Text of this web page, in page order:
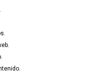
y despachos (Oficinas
tributarios y asesores
esta formación gratuita,